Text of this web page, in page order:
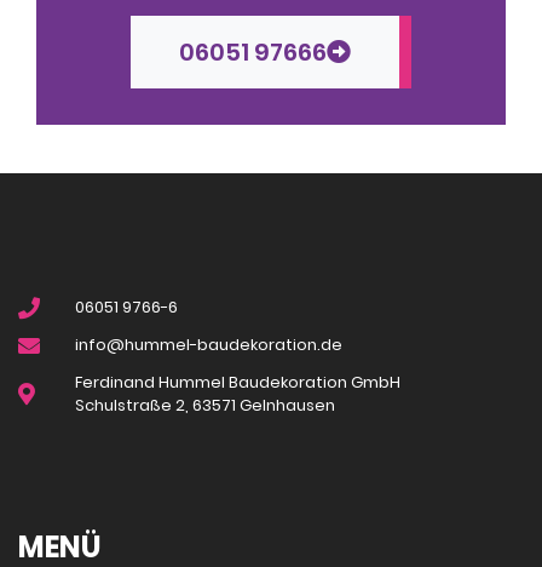
06051 97666
06051 9766-6
info@hummel-baudekoration.de
Ferdinand Hummel Baudekoration GmbH
Schulstraße 2, 63571 Gelnhausen
MENÜ